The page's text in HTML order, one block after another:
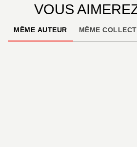
VOUS
MÊME AUTEUR MÊME